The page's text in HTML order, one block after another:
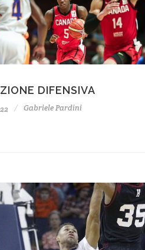
DIFENSIVA
Gabriele Pardini